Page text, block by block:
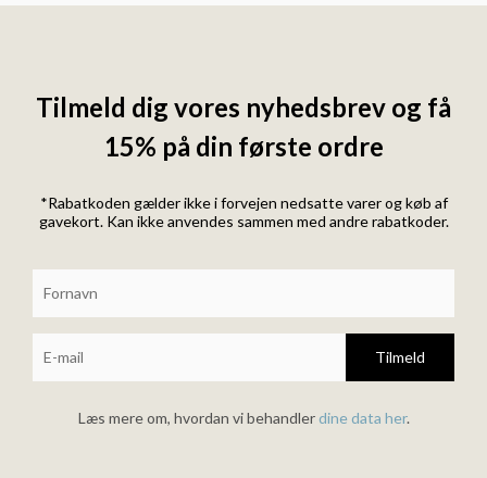
Tilmeld dig vores nyhedsbrev og få
15% på din første ordre
*Rabatkoden gælder ikke i forvejen nedsatte varer og køb af
gavekort. Kan ikke anvendes sammen med andre rabatkoder.
Tilmeld
Læs mere om, hvordan vi behandlerdine data her.